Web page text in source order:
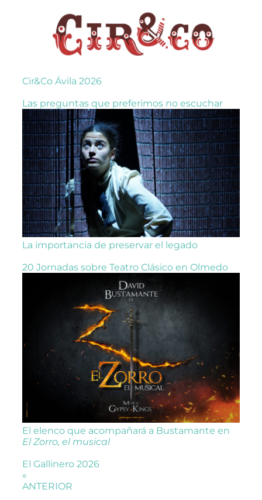
Cir&Co Ávila 2026
Las preguntas que preferimos no escuchar
La importancia de preservar el legado
20 Jornadas sobre Teatro Clásico en Olmedo
El elenco que acompañará a Bustamante en
El Zorro, el musical
El Gallinero 2026
«
ANTERIOR